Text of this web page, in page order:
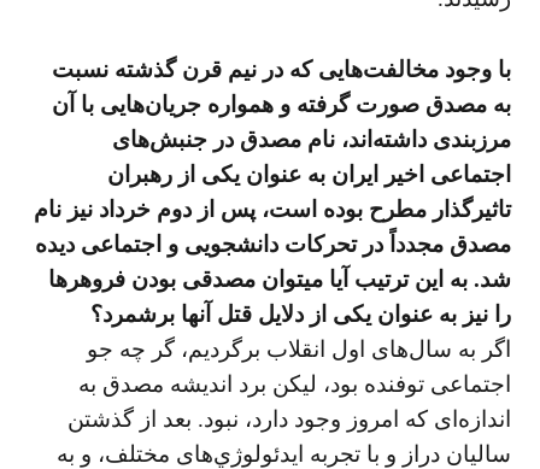
با وجود مخالفت‌هایی كه در نيم قرن گذشته نسبت
به مصدق صورت گرفته و همواره جريان‌هایی با آن
مرزبندی داشته‌اند، نام مصدق در جنبش‌های
اجتماعی اخير ايران به عنوان يكی از رهبران
تاثيرگذار مطرح بوده است، پس از دوم خرداد نيز نام
مصدق مجدداً در تحركات دانشجویی و اجتماعی ديده
شد. به اين ترتيب آيا ميتوان مصدقی بودن فروهرها
را نيز به عنوان يكی از دلايل قتل آنها برشمرد؟
اگر به سال‌های اول انقلاب برگرديم، گر چه جو
اجتماعی توفنده بود، ليكن برد انديشه مصدق به
اندازه‌ای كه امروز وجود دارد، نبود. بعد از گذشتن
ساليان دراز و با تجربه ايدئولوژي‌های مختلف، و به